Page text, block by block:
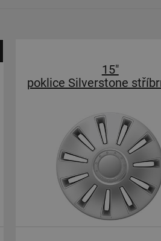
15"
poklice Silverstone